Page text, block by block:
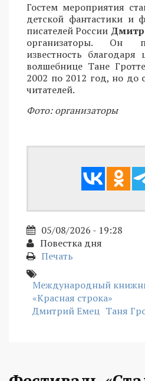
Гостем мероприятия
детской фантастики и
писателей России
организаторы. Он
известность
волшебнице Тане
2002 по 2012 год, но до
читателей.
Фото: организаторы
05/08/2026 - 19:28
Повестка дня
Печать
Международный
«Красная строка»
Дмитрий Емец Таня